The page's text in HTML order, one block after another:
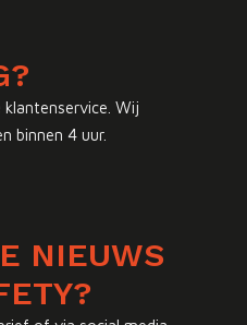
Wij
binnen 4 uur.
NIEUWS